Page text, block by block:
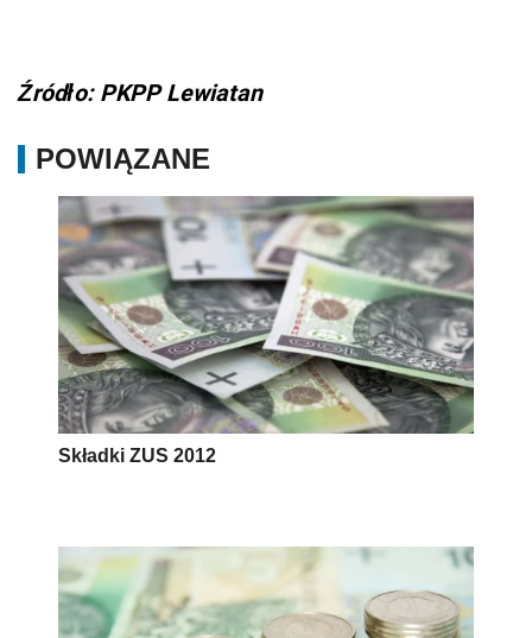
Źródło: PKPP Lewiatan
POWIĄZANE
Składki ZUS 2012